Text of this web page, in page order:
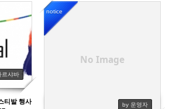
르샤바
티발 행사
No Image
notice
by 운영자